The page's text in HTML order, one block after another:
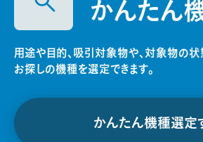
かんたん
用途や目的、吸引対象物や、対象物の状
お探しの機種を選定できます。
かんたん機種選定